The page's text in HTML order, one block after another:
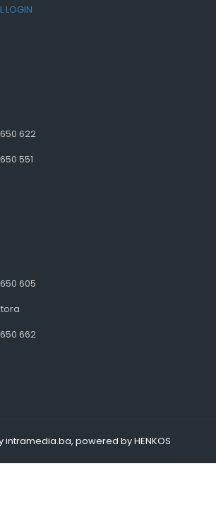
LOGIN
622
551
605
662
intramedia.ba, powered by HENKOS